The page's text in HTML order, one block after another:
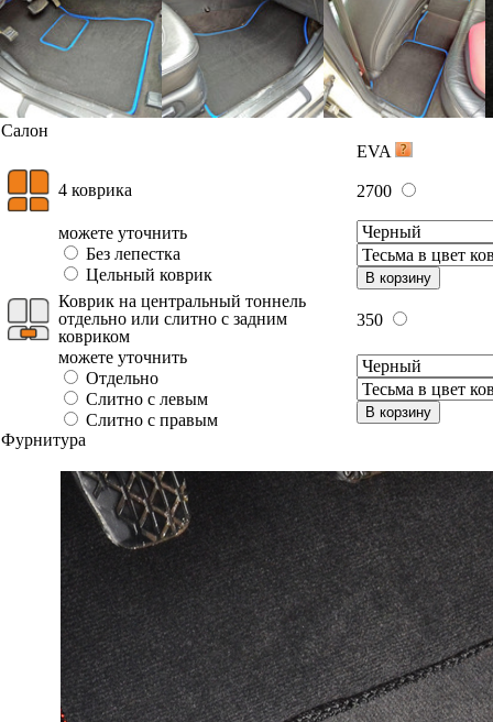
Салон
EVA
4 коврика 2700
можете уточнить
Без лепестка
Цельный коврик
В корзину
Коврик на центральный тоннель
отдельно или слитно с задним
ковриком
350
можете уточнить
Отдельно
Слитно с левым
Слитно с правым
В корзину
Фурнитура